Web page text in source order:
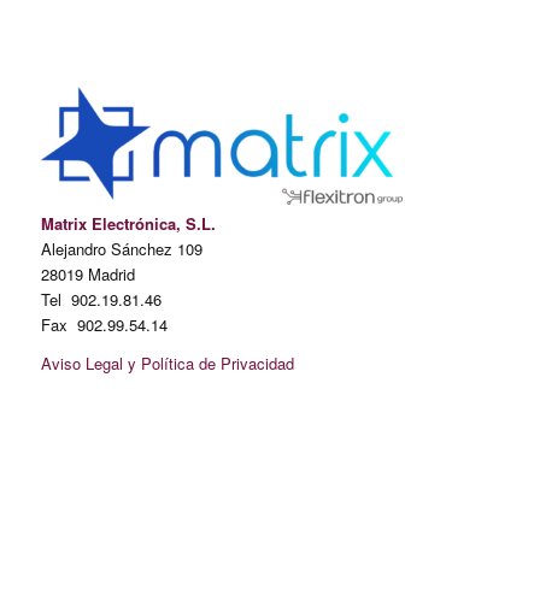
Matrix Electrónica, S.L.
Alejandro Sánchez 109
28019 Madrid
Tel 902.19.81.46
Fax 902.99.54.14
Aviso Legal y Política de Privacidad